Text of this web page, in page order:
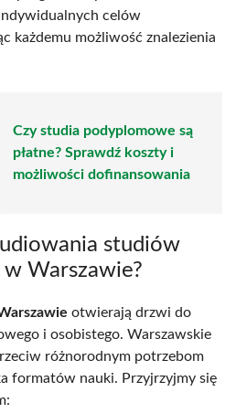
celów
każdemu możliwość znalezienia
Czy studia podyplomowe są
płatne? Sprawdź koszty i
możliwości dofinansowania
studiów
Warszawie?
otwierają drzwi do
i osobistego. Warszawskie
różnorodnym potrzebom
formatów nauki. Przyjrzyjmy się